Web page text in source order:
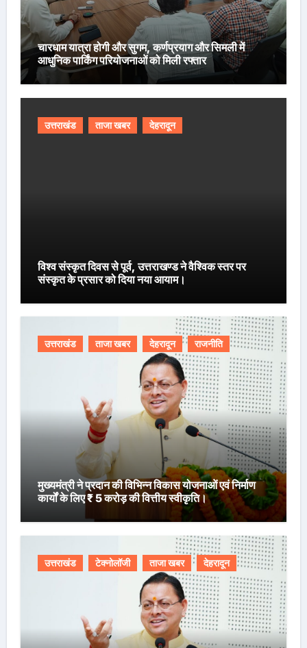
चारधाम यात्रा होगी और सुगम, कर्णप्रयाग और सिमली में
आधुनिक पार्किंग परियोजनाओं को मिली रफ्तार
उत्तराखंड ताजा खबर देहरादून
विश्व संस्कृत दिवस से पूर्व, उत्तराखण्ड ने वैश्विक स्तर पर
संस्कृत के प्रसार को दिया नया आयाम।
उत्तराखंड ताजा खबर देहरादून राजनीति
मुख्यमंत्री ने प्रदान की विभिन्न विकास योजनाओं एवं निर्माण
कार्यों के लिए ₹ 5 करोड़ की वित्तीय स्वीकृति।
उत्तराखंड टेक्नोलॉजी ताजा खबर देहरादून